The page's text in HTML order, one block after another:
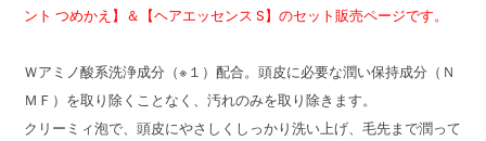
ント つめかえ】＆【ヘアエッセンス S】のセット販売ページです。
Ｗアミノ酸系洗浄成分（※１）配合。頭皮に必要な潤い保持成分（Ｎ
ＭＦ）を取り除くことなく、汚れのみを取り除きます。
クリーミィ泡で、頭皮にやさしくしっかり洗い上げ、毛先まで潤って